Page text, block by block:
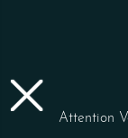
Attention